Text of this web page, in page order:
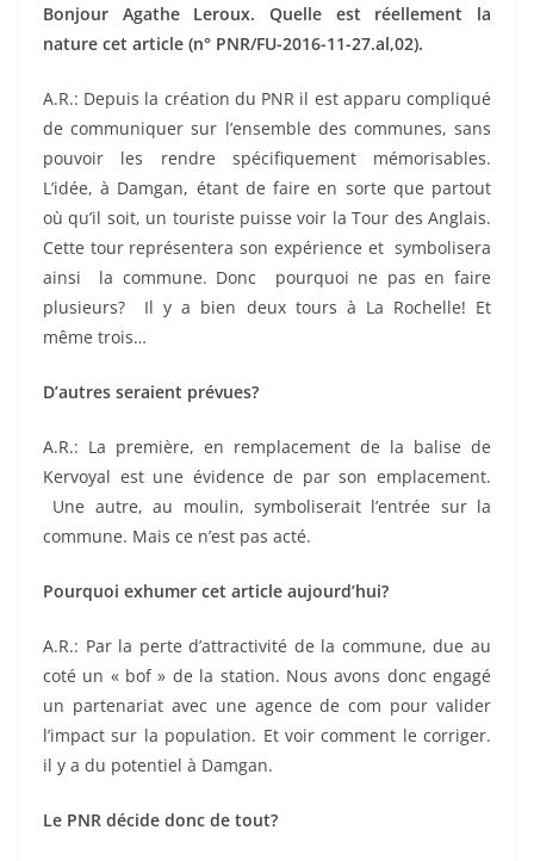
Bonjour Agathe Leroux. Quelle est réellement la
nature cet article (n° PNR/FU-2016-11-27.al,02).
A.R.: Depuis la création du PNR il est apparu compliqué
de communiquer sur l’ensemble des communes, sans
pouvoir les rendre spécifiquement mémorisables.
L’idée, à Damgan, étant de faire en sorte que partout
où qu’il soit, un touriste puisse voir la Tour des Anglais.
Cette tour représentera son expérience et symbolisera
ainsi la commune. Donc pourquoi ne pas en faire
plusieurs? Il y a bien deux tours à La Rochelle! Et
même trois…
D’autres seraient prévues?
A.R.: La première, en remplacement de la balise de
Kervoyal est une évidence de par son emplacement.
Une autre, au moulin, symboliserait l’entrée sur la
commune. Mais ce n’est pas acté.
Pourquoi exhumer cet article aujourd’hui?
A.R.: Par la perte d’attractivité de la commune, due au
coté un « bof » de la station. Nous avons donc engagé
un partenariat avec une agence de com pour valider
l’impact sur la population. Et voir comment le corriger.
il y a du potentiel à Damgan.
Le PNR décide donc de tout?